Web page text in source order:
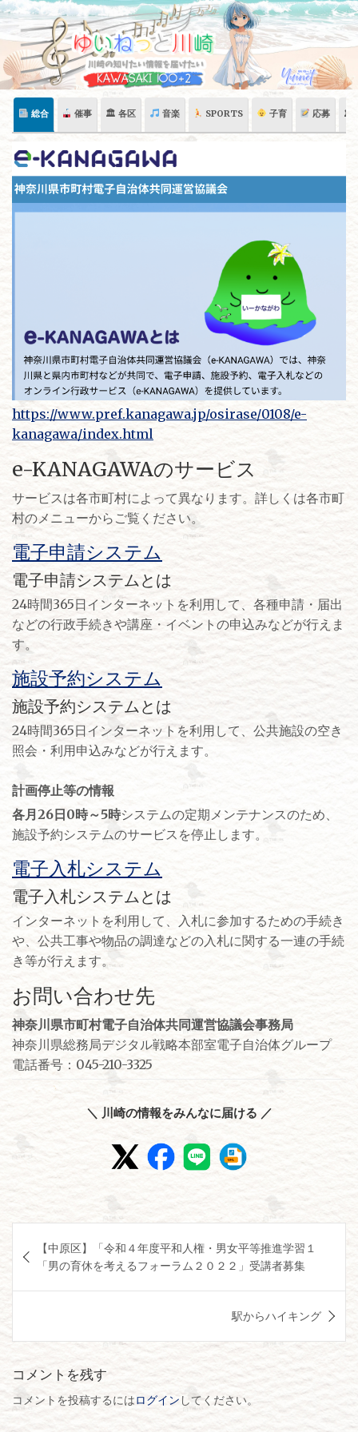
Skip
content
総合 催事 🏛 各区 音楽 SPORTS 子育 応募 🏛
https://www.pref.kanagawa.jp/osirase/0108/e-
kanagawa/index.html
e-KANAGAWAのサービス
サービスは各市町村によって異なります。詳しくは各市町
村のメニューからご覧ください。
電子申請システム
電子申請システムとは
24時間365日インターネットを利用して、各種申請・届出
などの行政手続きや講座・イベントの申込みなどが行えま
す。
施設予約システム
施設予約システムとは
24時間365日インターネットを利用して、公共施設の空き
照会・利用申込みなどが行えます。
計画停止等の情報
各月26日0時～5時システムの定期メンテナンスのため、
施設予約システムのサービスを停止します。
電子入札システム
電子入札システムとは
インターネットを利用して、入札に参加するための手続き
や、公共工事や物品の調達などの入札に関する一連の手続
き等が行えます。
お問い合わせ先
神奈川県市町村電子自治体共同運営協議会事務局
神奈川県総務局デジタル戦略本部室電子自治体グループ
電話番号：045-210-3325
＼ 川崎の情報をみんなに届ける ／
稿
ナ
ゲ
ー
シ
ョ
【中原区】「令和４年度平和人権・男女平等推進学習１
「男の育休を考えるフォーラム２０２２」受講者募集
駅からハイキング
コメントを残す
コメントを投稿するにはログイン してください。